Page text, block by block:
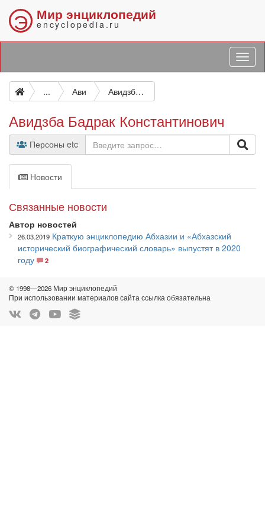
Э Мир энциклопедий
encyclopedia.ru
... Ави Авидзба Бадрак Константинович
Авидзба Бадрак Константинович
Персоны etc
Новости
Связанные новости
Автор новостей
26.03.2019 Краткую энциклопедию Абхазии и «Абхазский
исторический биографический словарь» выпустят в 2020
году
2
© 1998—2026 Мир энциклопедий
При использовании материалов сайта ссылка обязательна